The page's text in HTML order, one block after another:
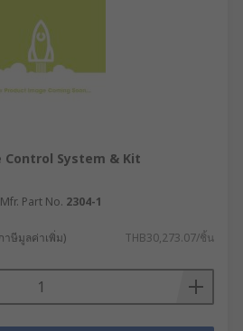
Control System & Kit
Part No. 2304-1
าษีมูลค่าเพิ่ม) THB30,273.07/ชิ้น